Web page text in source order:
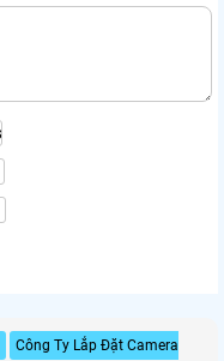
Công Ty Lắp Đặt Camera